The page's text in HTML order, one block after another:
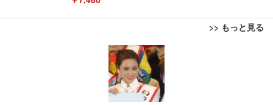
>> もっと見る
[EdoErgo] オフィスチェア 椅子 テレワーク 疲れな
い 跳ね上げ式アームレスト コンパクト 約105度ロッ
キング pc 事務椅子 360度回転 座面昇降 強化ナイロ
ン樹脂ベース 通気性メッシュ 在宅ワーク H-WY01
(黒網+黒枠+黒足)
EIZO ビジネス向けプレミアムモニター | FlexScan
EV3240X-WT | 31.5型4K UHD・USB Type-C・ホワ
￥105,595
Amazonベーシック ペットシーツ 薄型 レギュラー 1
回使い捨て 無香料 ホワイト 300枚